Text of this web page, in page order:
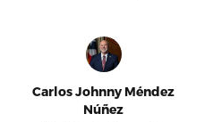
Carlos Johnny Méndez
Núñez